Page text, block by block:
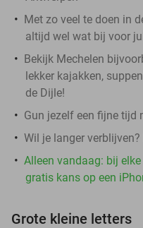
Met zo veel te doen in
altijd wel wat bij voor
Bekijk Mechelen
lekker kajakken,
de Dijle!
Gun jezelf een fijne tijd
Wil je langer
Alleen vandaag: bij
gratis kans op een
Grote kleine letters